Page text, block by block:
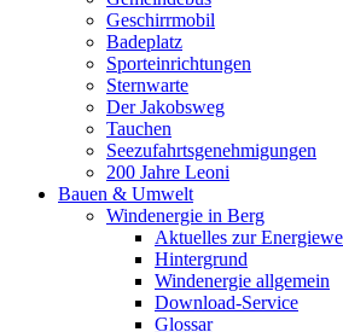
Geschirrmobil
Badeplatz
Sporteinrichtungen
Sternwarte
Der Jakobsweg
Tauchen
Seezufahrtsgenehmigungen
200 Jahre Leoni
Bauen & Umwelt
Windenergie in Berg
Aktuelles zur
Hintergrund
Windenergie allgemein
Download-Service
Glossar